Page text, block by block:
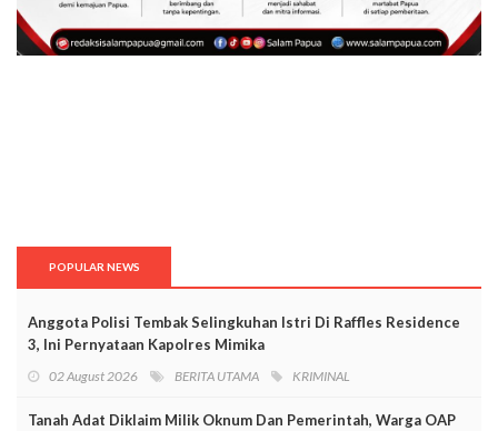
POPULAR NEWS
Anggota Polisi Tembak Selingkuhan Istri Di Raffles Residence
3, Ini Pernyataan Kapolres Mimika
02 August 2026 BERITA UTAMA KRIMINAL
Tanah Adat Diklaim Milik Oknum Dan Pemerintah, Warga OAP